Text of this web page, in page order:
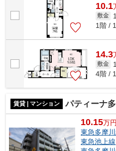
10.1
敷金
1階 /
14.3
敷金
4階 /
賃貸 | マンション パティーナ多
10.15万円
東急多摩
東急池上線